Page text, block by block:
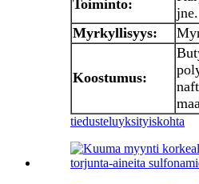
Toiminto:
jne.
Myrkyllisyys:
Koostumus:
tiedusteluyksityiskohta